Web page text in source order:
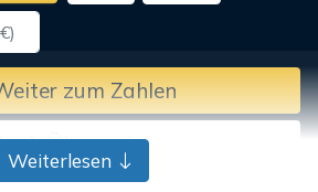
zum Zahlen
Überweisung
Weiterlesen